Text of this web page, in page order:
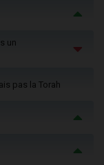
un
pas la Torah